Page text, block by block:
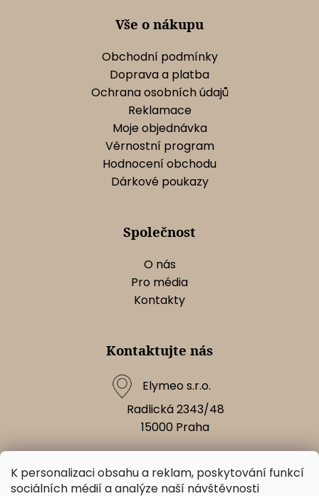
K personalizaci obsahu a reklam, poskytování funkcí
sociálních médií a analýze naší návštěvnosti
Vše o nákupu
Obchodní podmínky
Doprava a platba
Ochrana osobních údajů
Reklamace
Moje objednávka
Věrnostní program
Hodnocení obchodu
Dárkové poukazy
Společnost
O nás
Pro média
Kontakty
Kontaktujte nás
Elymeo s.r.o.
Radlická 2343/48
15000 Praha
Napište nám!